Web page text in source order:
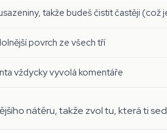
takže budeš čistit častěji (což
povrch ze všech tří
vždycky vyvolá komentáře
nátěru, takže zvol tu, která ti